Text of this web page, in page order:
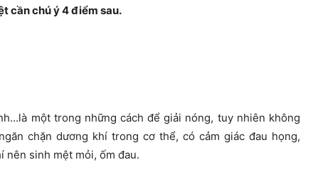
cần chú ý 4 điểm sau.
một trong những cách để giải nóng, tuy nhiên không
chặn dương khí trong cơ thể, có cảm giác đau họng,
nên sinh mệt mỏi, ốm đau.